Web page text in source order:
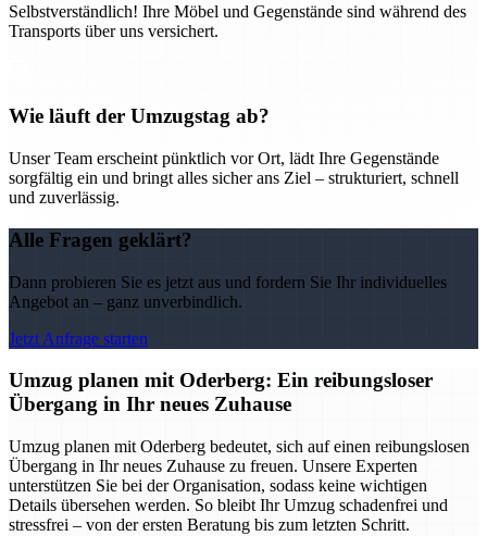
Selbstverständlich! Ihre Möbel und Gegenstände sind während des
Transports über uns versichert.
Wie läuft der Umzugstag ab?
Unser Team erscheint pünktlich vor Ort, lädt Ihre Gegenstände
sorgfältig ein und bringt alles sicher ans Ziel – strukturiert, schnell
und zuverlässig.
Alle Fragen geklärt?
Dann probieren Sie es jetzt aus und fordern Sie Ihr individuelles
Angebot an – ganz unverbindlich.
Jetzt Anfrage starten
Umzug planen mit Oderberg: Ein reibungsloser
Übergang in Ihr neues Zuhause
Umzug planen mit Oderberg bedeutet, sich auf einen reibungslosen
Übergang in Ihr neues Zuhause zu freuen. Unsere Experten
unterstützen Sie bei der Organisation, sodass keine wichtigen
Details übersehen werden. So bleibt Ihr Umzug schadenfrei und
stressfrei – von der ersten Beratung bis zum letzten Schritt.